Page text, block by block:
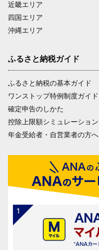
近畿エリア
四国エリア
沖縄エリア
ふるさと納税ガイド
ふるさと納税の基本ガイド
ワンストップ特例制度ガイド
確定申告のしかた
控除上限額シミュレーション
年金受給者・自営業者の方へ